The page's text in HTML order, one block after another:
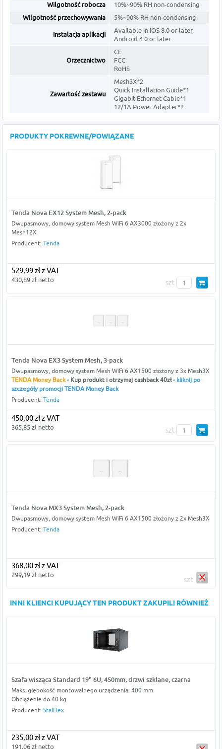
Wilgotność robocza
10%~90% RH non-condensing
Wilgotność przechowywania
5%~90% RH non-condensing
Instalacja aplikacji
Available in iOS 8.0 or later,
Android 4.0 or later
Orzecznictwo
CE
FCC
RoHS
Zawartość zestawu
Mesh3X*2
Quick Installation Guide*1
Gigabit Ethernet Cable*1
12/1A Power Adapter*2
PRODUKTY POKREWNE/POWIĄZANE
Tenda Nova EX12 System Mesh, 2-pack
Dwupasmowy, domowy system Mesh WiFi 6 AX3000 złożony z 2x
Mesh12X
Producent: Tenda
529,99 zł z VAT
430,89 zł netto szt
Tenda Nova EX3 System Mesh, 3-pack
Dwupasmowy, domowy system Mesh WiFi 6 AX1500 złożony z 3x Mesh3X
TENDA Money Back- Kup produkt i otrzymaj cashback 40zł - kliknij po
szczegóły promocji TENDA Money Back
Producent: Tenda
450,00 zł z VAT
365,85 zł netto szt
Tenda Nova MX3 System Mesh, 2-pack
Dwupasmowy, domowy system Mesh WiFi 6 AX1500 złożony z 2x Mesh3X
Producent: Tenda
368,00 zł z VAT
299,19 zł netto
szt
INNI KLIENCI KUPUJĄCY TEN PRODUKT ZAKUPILI RÓWNIEŻ
Szafa wisząca Standard 19" 6U, 450mm, drzwi szklane, czarna
Maks. głębokość montowalnego urządzenia: 400 mm
Obciążenie do 40 kg
Producent: StalFlex
235,00 zł z VAT
191,06 zł netto